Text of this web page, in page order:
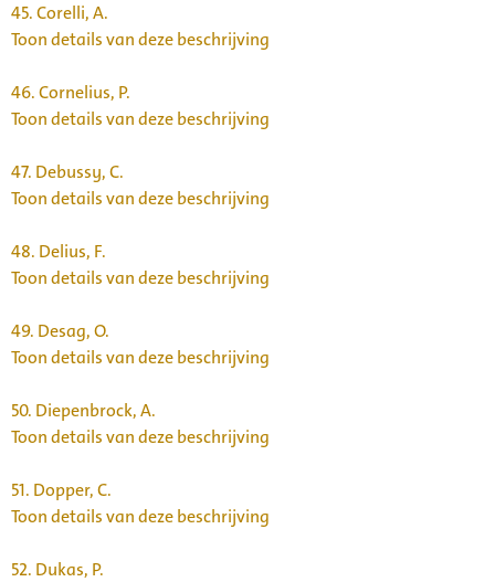
45.Corelli, A.
Toon details van deze beschrijving
46.Cornelius, P.
Toon details van deze beschrijving
47. Debussy, C.
Toon details van deze beschrijving
48. Delius, F.
Toon details van deze beschrijving
49. Desag, O.
Toon details van deze beschrijving
50. Diepenbrock, A.
Toon details van deze beschrijving
51. Dopper, C.
Toon details van deze beschrijving
52. Dukas, P.